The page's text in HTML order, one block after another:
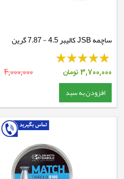
ساچمه JSB کالیبر 4.5 - 7.87 گرین
3,700,000تومان 4,000,000
افزودن به سبد